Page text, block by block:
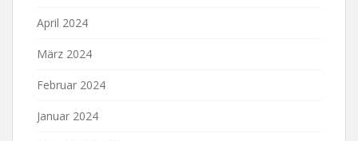
April 2024
März 2024
Februar 2024
Januar 2024